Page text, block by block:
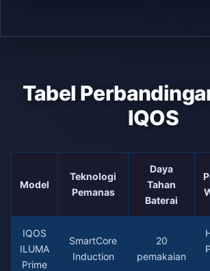
Tabel
IQOS
Model
Teknologi
Pemanas
Daya
Tahan
Baterai
IQOS
ILUMA
Prime
SmartCore
Induction
20
pemakaian